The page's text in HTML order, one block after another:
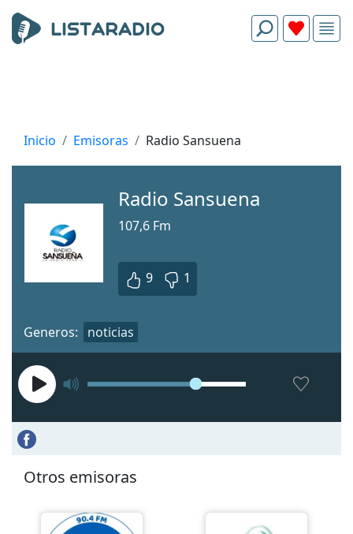
Inicio Emisoras Radio Sansuena
Radio Sansuena
107,6 Fm
9 1
Generos: noticias
Otros emisoras